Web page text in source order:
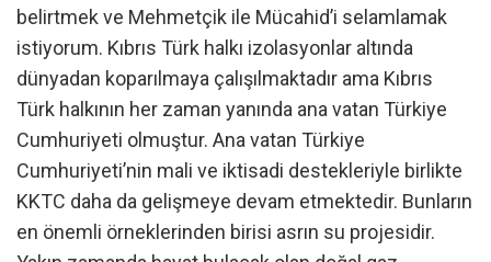
belirtmek ve Mehmetçik ile Mücahid’i selamlamak
istiyorum. Kıbrıs Türk halkı izolasyonlar altında
dünyadan koparılmaya çalışılmaktadır ama Kıbrıs
Türk halkının her zaman yanında ana vatan Türkiye
Cumhuriyeti olmuştur. Ana vatan Türkiye
Cumhuriyeti’nin mali ve iktisadi destekleriyle birlikte
KKTC daha da gelişmeye devam etmektedir. Bunların
en önemli örneklerinden birisi asrın su projesidir.